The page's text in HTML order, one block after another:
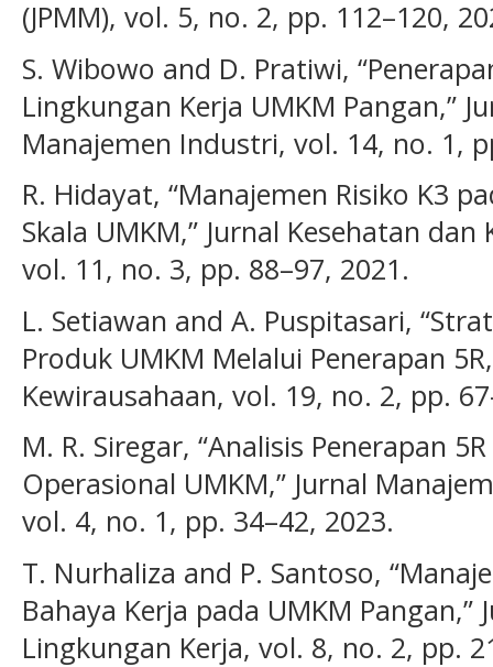
(JPMM), vol. 5, no. 2, pp. 112–120,
S. Wibowo and D. Pratiwi,
Lingkungan Kerja UMKM Pangan,”
Manajemen Industri, vol. 14, no. 1,
R. Hidayat, “Manajemen Risiko K3
Skala UMKM,” Jurnal Kesehatan
vol. 11, no. 3, pp. 88–97, 2021.
L. Setiawan and A. Puspitasari,
Produk UMKM Melalui Penerapan
Kewirausahaan, vol. 19, no. 2, pp.
M. R. Siregar, “Analisis Penerapan
Operasional UMKM,” Jurnal
vol. 4, no. 1, pp. 34–42, 2023.
T. Nurhaliza and P. Santoso,
Bahaya Kerja pada UMKM Pangan,”
Lingkungan Kerja, vol. 8, no. 2, pp.